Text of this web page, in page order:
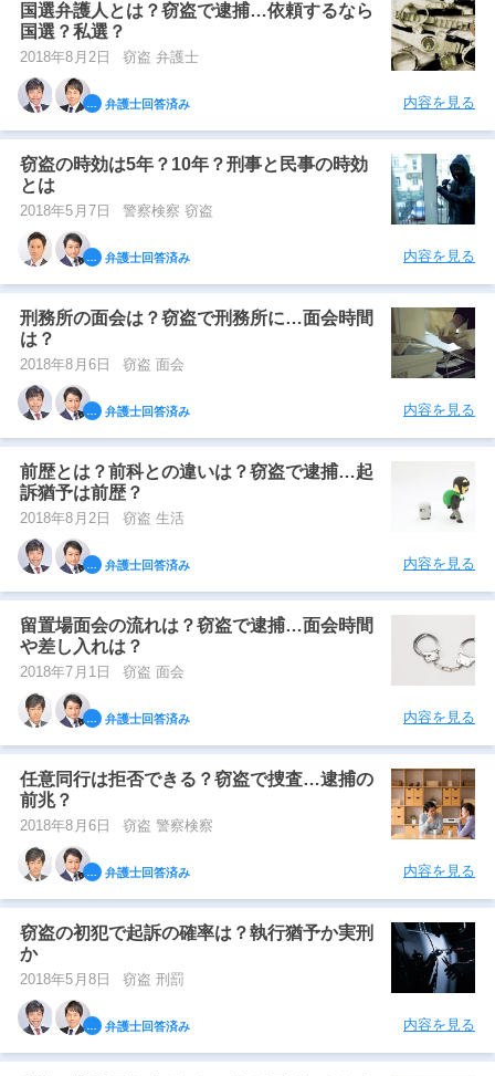
国選弁護人とは？窃盗で逮捕…依頼するなら
国選？私選？
2018年8月2日 窃盗 弁護士
弁護士回答済み 内容を見る
窃盗の時効は5年？10年？刑事と民事の時効
とは
2018年5月7日 警察検察 窃盗
弁護士回答済み 内容を見る
刑務所の面会は？窃盗で刑務所に…面会時間
は？
2018年8月6日 窃盗 面会
弁護士回答済み 内容を見る
前歴とは？前科との違いは？窃盗で逮捕…起
訴猶予は前歴？
2018年8月2日 窃盗 生活
弁護士回答済み 内容を見る
留置場面会の流れは？窃盗で逮捕…面会時間
や差し入れは？
2018年7月1日 窃盗 面会
弁護士回答済み 内容を見る
任意同行は拒否できる？窃盗で捜査…逮捕の
前兆？
2018年8月6日 窃盗 警察検察
弁護士回答済み 内容を見る
窃盗の初犯で起訴の確率は？執行猶予か実刑
か
2018年5月8日 窃盗 刑罰
弁護士回答済み 内容を見る